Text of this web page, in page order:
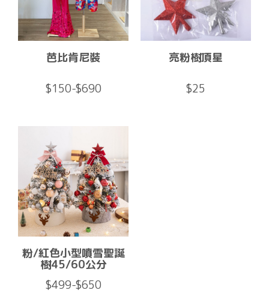
芭比肯尼裝
$150-$690
亮粉樹頂星
$25
粉/紅色小型噴雪聖誕
樹45/60公分
$499-$650